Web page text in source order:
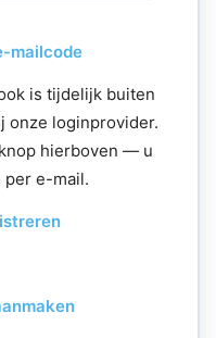
mailcode
is tijdelijk buiten
onze loginprovider.
hierboven — u
per e-mail.